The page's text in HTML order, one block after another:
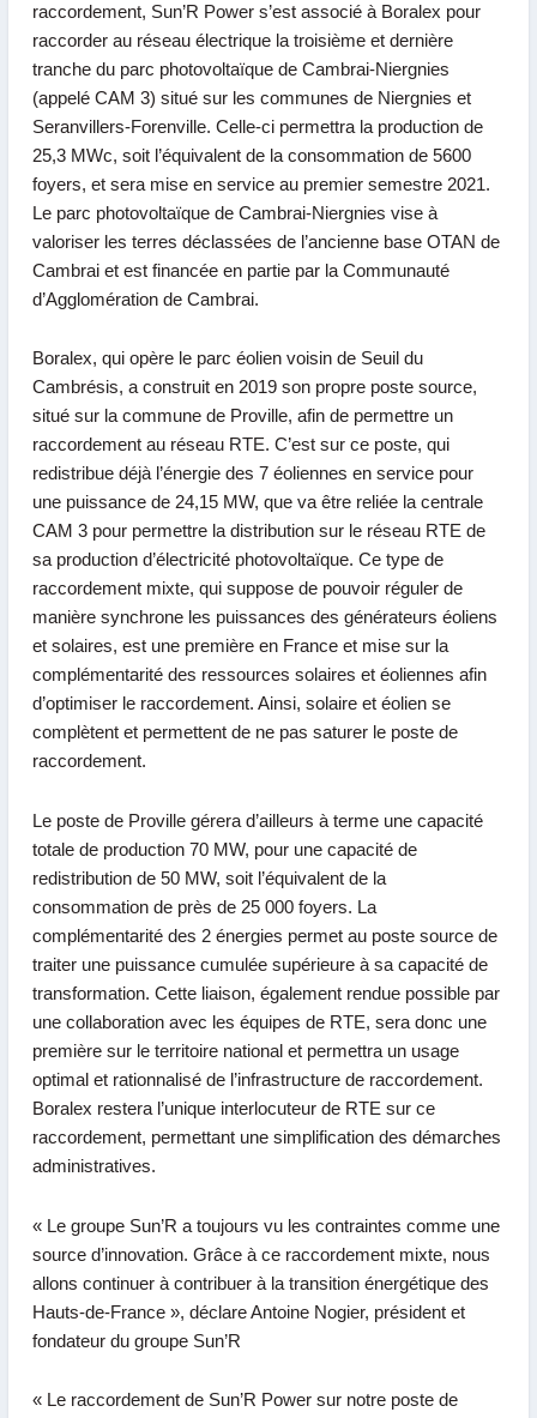
raccordement, Sun’R Power s’est associé à Boralex pour
raccorder au réseau électrique la troisième et dernière
tranche du parc photovoltaïque de Cambrai-Niergnies
(appelé CAM 3) situé sur les communes de Niergnies et
Seranvillers-Forenville. Celle-ci permettra la production de
25,3 MWc, soit l’équivalent de la consommation de 5600
foyers, et sera mise en service au premier semestre 2021.
Le parc photovoltaïque de Cambrai-Niergnies vise à
valoriser les terres déclassées de l’ancienne base OTAN de
Cambrai et est financée en partie par la Communauté
d’Agglomération de Cambrai.
Boralex, qui opère le parc éolien voisin de Seuil du
Cambrésis, a construit en 2019 son propre poste source,
situé sur la commune de Proville, afin de permettre un
raccordement au réseau RTE. C’est sur ce poste, qui
redistribue déjà l’énergie des 7 éoliennes en service pour
une puissance de 24,15 MW, que va être reliée la centrale
CAM 3 pour permettre la distribution sur le réseau RTE de
sa production d’électricité photovoltaïque. Ce type de
raccordement mixte, qui suppose de pouvoir réguler de
manière synchrone les puissances des générateurs éoliens
et solaires, est une première en France et mise sur la
complémentarité des ressources solaires et éoliennes afin
d’optimiser le raccordement. Ainsi, solaire et éolien se
complètent et permettent de ne pas saturer le poste de
raccordement.
Le poste de Proville gérera d’ailleurs à terme une capacité
totale de production 70 MW, pour une capacité de
redistribution de 50 MW, soit l’équivalent de la
consommation de près de 25 000 foyers. La
complémentarité des 2 énergies permet au poste source de
traiter une puissance cumulée supérieure à sa capacité de
transformation. Cette liaison, également rendue possible par
une collaboration avec les équipes de RTE, sera donc une
première sur le territoire national et permettra un usage
optimal et rationnalisé de l’infrastructure de raccordement.
Boralex restera l’unique interlocuteur de RTE sur ce
raccordement, permettant une simplification des démarches
administratives.
« Le groupe Sun’R a toujours vu les contraintes comme une
source d’innovation. Grâce à ce raccordement mixte, nous
allons continuer à contribuer à la transition énergétique des
Hauts-de-France », déclare Antoine Nogier, président et
fondateur du groupe Sun’R
« Le raccordement de Sun’R Power sur notre poste de